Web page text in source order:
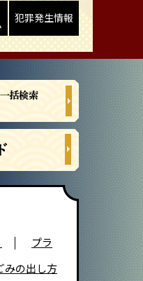
犯罪発生情報
プラ
みの出し方